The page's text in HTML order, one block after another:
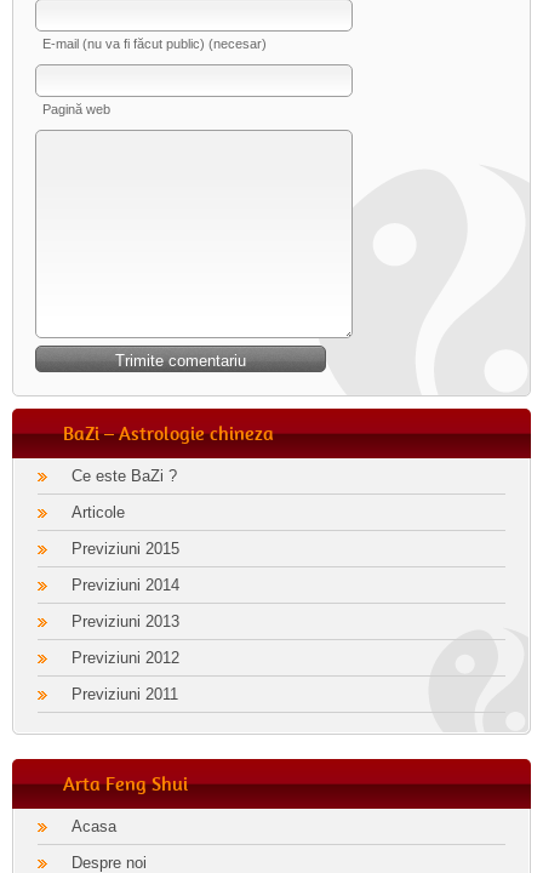
E-mail (nu va fi făcut public) (necesar)
Pagină web
BaZi – Astrologie chineza
Ce este BaZi ?
Articole
Previziuni 2015
Previziuni 2014
Previziuni 2013
Previziuni 2012
Previziuni 2011
Arta Feng Shui
Acasa
Despre noi